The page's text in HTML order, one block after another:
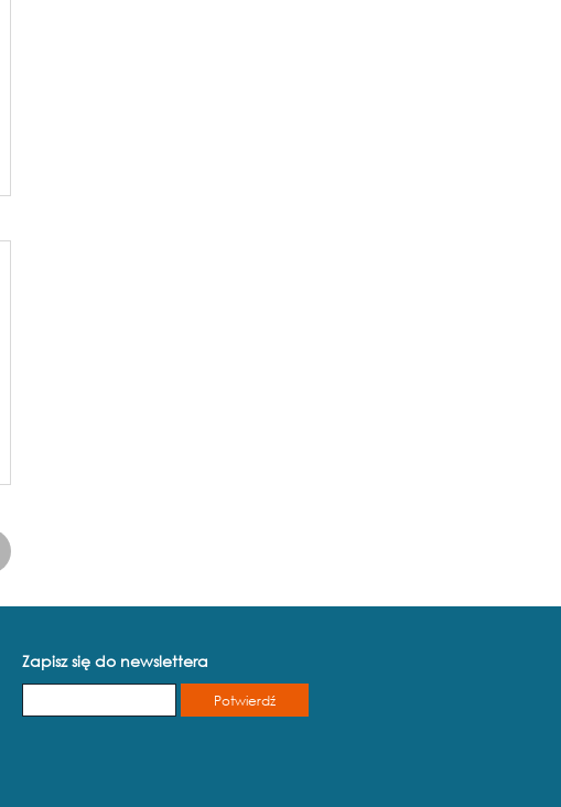
Zapisz się do newslettera